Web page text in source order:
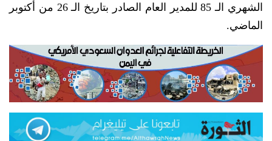
الشهري الـ 85 للمدير العام الصادر بتاريخ الـ 26 من أكتوبر
الماضي.